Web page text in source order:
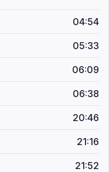
04:54
05:33
06:09
06:38
20:46
21:16
21:52